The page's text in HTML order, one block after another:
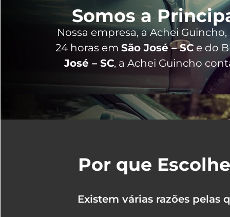
Somos a
Nossa empresa, aAchei Guincho
24 horas em São José – SC e do
José – SC, a Achei Guincho
Por que
Existem várias razões